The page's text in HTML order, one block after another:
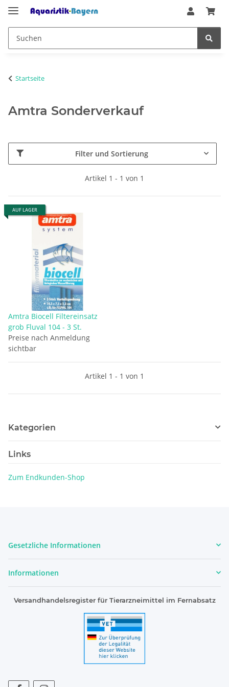
Startseite
Amtra Sonderverkauf
Filter und Sortierung
Artikel 1 - 1 von 1
AUF LAGER
Amtra Biocell Filtereinsatz
grob Fluval 104 - 3 St.
Preise nach Anmeldung
sichtbar
Artikel 1 - 1 von 1
Kategorien
Links
Zum Endkunden-Shop
Gesetzliche Informationen
Informationen
Versandhandelsregister für Tierarzneimittel im Fernabsatz